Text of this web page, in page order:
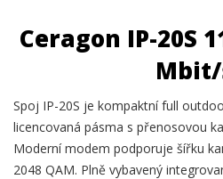
Ceragon IP-20S
Spoj IP-20S je kompaktní full
licencovaná pásma s přenosovou
Moderní modem podporuje šířku
2048 QAM. Plně vybavený